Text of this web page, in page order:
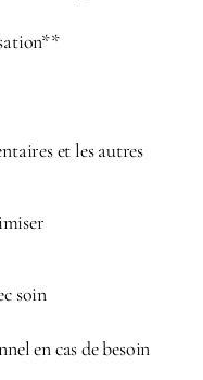
et les autres
soin
en cas de besoin